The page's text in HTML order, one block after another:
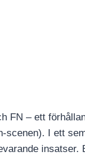
FN – ett
I ett